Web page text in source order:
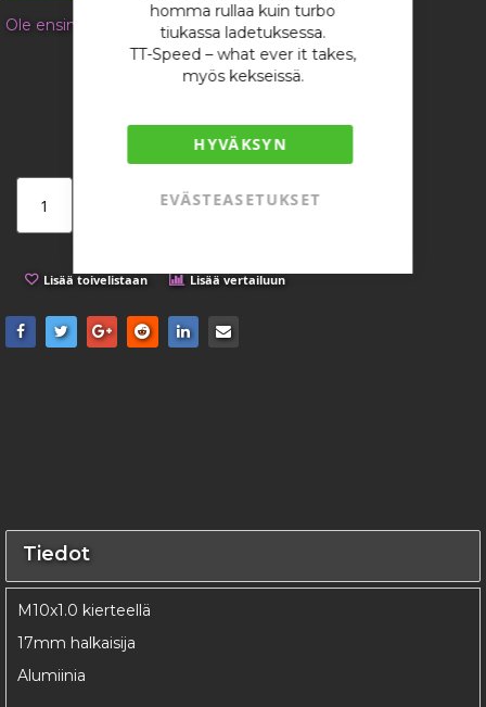
homma rullaa kuin turbo
tiukassa ladetuksessa.
TT-Speed – what ever it takes,
myös kekseissä.
HYVÄKSYN
EVÄSTEASETUKSET
Ole ensimmäinen tuotteen arvostelija
6,53 €
Lisää ostoskoriin
Lisää toivelistaan Lisää vertailuun
Tiedot
M10x1.0 kierteellä
17mm halkaisija
Alumiinia